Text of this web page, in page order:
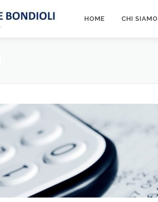
HOME CHI SIAMO